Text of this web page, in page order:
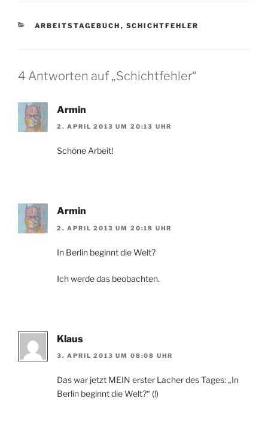
KATEGORIEN
ARBEITSTAGEBUCH , SCHICHTFEHLER
4 Antworten auf „Schichtfehler“
Armin
2. APRIL 2013 UM 20:13 UHR
Schöne Arbeit!
Armin
2. APRIL 2013 UM 20:18 UHR
In Berlin beginnt die Welt?
Ich werde das beobachten.
Klaus
3. APRIL 2013 UM 08:08 UHR
Das war jetzt MEIN erster Lacher des Tages: „In
Berlin beginnt die Welt?“ (!)